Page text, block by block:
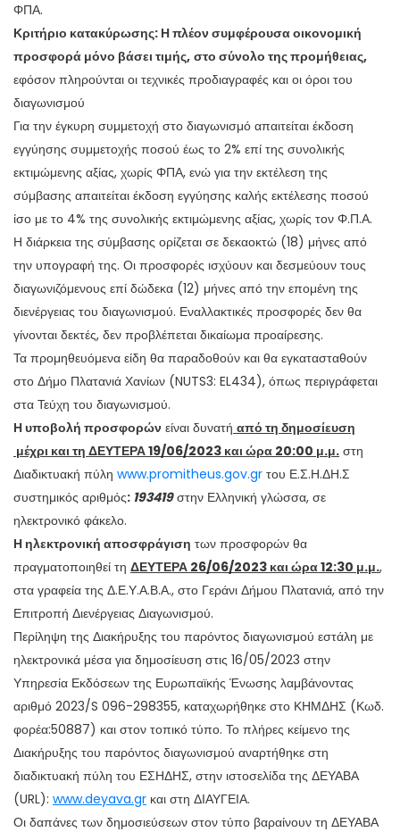
ΦΠΑ.
Κριτήριο κατακύρωσης: Η πλέον συμφέρουσα οικονομική
προσφορά μόνο βάσει τιμής, στο σύνολο της προμήθειας,
εφόσον πληρούνται οι τεχνικές προδιαγραφές και οι όροι του
διαγωνισμού
Για την έγκυρη συμμετοχή στο διαγωνισμό απαιτείται έκδοση
εγγύησης συμμετοχής ποσού έως το 2% επί της συνολικής
εκτιμώμενης αξίας, χωρίς ΦΠΑ, ενώ για την εκτέλεση της
σύμβασης απαιτείται έκδοση εγγύησης καλής εκτέλεσης ποσού
ίσο με το 4% της συνολικής εκτιμώμενης αξίας, χωρίς τον Φ.Π.Α.
Η διάρκεια της σύμβασης ορίζεται σε δεκαοκτώ (18) μήνες από
την υπογραφή της. Οι προσφορές ισχύουν και δεσμεύουν τους
διαγωνιζόμενους επί δώδεκα (12) μήνες από την επομένη της
διενέργειας του διαγωνισμού. Εναλλακτικές προσφορές δεν θα
γίνονται δεκτές, δεν προβλέπεται δικαίωμα προαίρεσης.
Τα προμηθευόμενα είδη θα παραδοθούν και θα εγκατασταθούν
στο Δήμο Πλατανιά Χανίων (NUTS3: EL434), όπως περιγράφεται
στα Τεύχη του διαγωνισμού.
Ηυποβολή προσφορών είναι δυνατή από τη δημοσίευση
μέχρι και τη ΔΕΥΤΕΡΑ 19/06/2023 και ώρα 20:00 μ.μ. στη
Διαδικτυακή πύλη www.promitheus.gov.gr του Ε.Σ.Η.ΔΗ.Σ
συστημικός αριθμός: 193419στην Ελληνική γλώσσα, σε
ηλεκτρονικό φάκελο.
Η ηλεκτρονική αποσφράγιση των προσφορών θα
πραγματοποιηθεί τη ΔΕΥΤΕΡΑ 26/06/2023 και ώρα 12:30 μ.μ.,
στα γραφεία της Δ.Ε.Υ.Α.Β.Α., στο Γεράνι Δήμου Πλατανιά, από την
Επιτροπή Διενέργειας Διαγωνισμού.
Περίληψη της Διακήρυξης του παρόντος διαγωνισμού εστάλη με
ηλεκτρονικά μέσα για δημοσίευση στις 16/05/2023 στην
Υπηρεσία Εκδόσεων της Ευρωπαϊκής Ένωσης λαμβάνοντας
αριθμό 2023/S 096-298355, καταχωρήθηκε στο ΚΗΜΔΗΣ (Κωδ.
φορέα:50887) και στον τοπικό τύπο. Το πλήρες κείμενο της
Διακήρυξης του παρόντος διαγωνισμού αναρτήθηκε στη
διαδικτυακή πύλη του ΕΣΗΔΗΣ, στην ιστοσελίδα της ΔΕΥΑΒΑ
(URL): www.deyava.gr και στη ΔΙΑΥΓΕΙΑ.
Οι δαπάνες των δημοσιεύσεων στον τύπο βαραίνουν τη ΔΕΥΑΒΑ